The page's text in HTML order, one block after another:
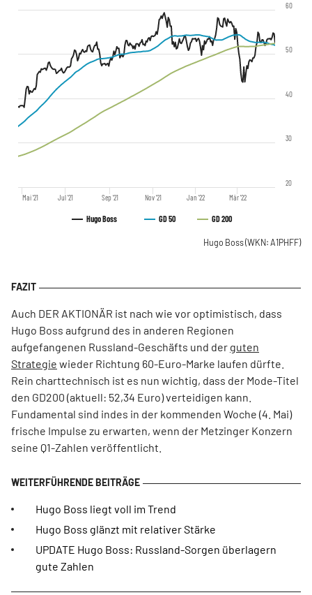
Hugo Boss GD 50 GD 200
Mai '21 Jul '21 Sep '21 Nov '21 Jan '22 Mär '22
20
30
40
50
60
Hugo Boss(WKN: A1PHFF)
Auch DER AKTIONÄR ist nach wie vor optimistisch, dass
Hugo Boss aufgrund des in anderen Regionen
aufgefangenen Russland-Geschäfts und der guten
Strategie wieder Richtung 60-Euro-Marke laufen dürfte.
Rein charttechnisch ist es nun wichtig, dass der Mode-Titel
den GD200 (aktuell: 52,34 Euro) verteidigen kann.
Fundamental sind indes in der kommenden Woche (4. Mai)
frische Impulse zu erwarten, wenn der Metzinger Konzern
seine Q1-Zahlen veröffentlicht.
Hugo Boss liegt voll im Trend
Hugo Boss glänzt mit relativer Stärke
UPDATE Hugo Boss: Russland-Sorgen überlagern
gute Zahlen